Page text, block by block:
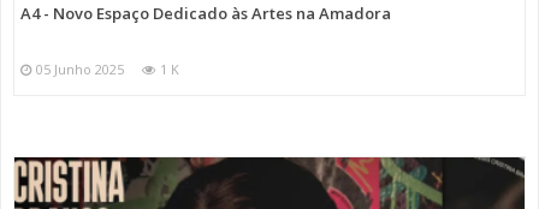
A4 - Novo Espaço Dedicado às Artes na Amadora
05 Junho 2025 1 K